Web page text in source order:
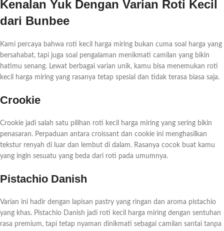
Kenalan Yuk Dengan Varian Roti Kecil
dari Bunbee
Kami percaya bahwa roti kecil harga miring bukan cuma soal harga yang
bersahabat, tapi juga soal pengalaman menikmati camilan yang bikin
hatimu senang. Lewat berbagai varian unik, kamu bisa menemukan roti
kecil harga miring yang rasanya tetap spesial dan tidak terasa biasa saja.
Crookie
Crookie jadi salah satu pilihan roti kecil harga miring yang sering bikin
penasaran. Perpaduan antara croissant dan cookie ini menghasilkan
tekstur renyah di luar dan lembut di dalam. Rasanya cocok buat kamu
yang ingin sesuatu yang beda dari roti pada umumnya.
Pistachio Danish
Varian ini hadir dengan lapisan pastry yang ringan dan aroma pistachio
yang khas. Pistachio Danish jadi roti kecil harga miring dengan sentuhan
rasa premium, tapi tetap nyaman dinikmati sebagai camilan santai tanpa